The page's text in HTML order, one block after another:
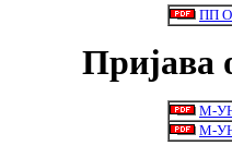
ПП
Пријава
М-
М-